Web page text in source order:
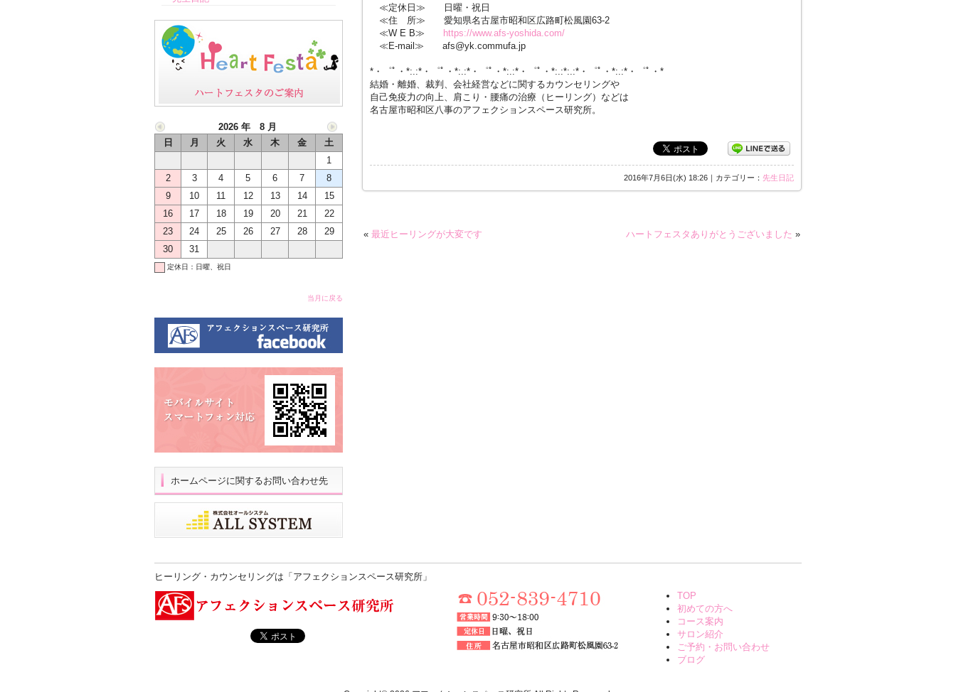
≪定休日≫ 日曜・祝日
≪住 所≫ 愛知県名古屋市昭和区広路町松風園63-2
≪W E B≫
https://www.afs-yoshida.com/
≪E-mail≫ afs@yk.commufa.jp
*・゜ﾟ・*:.:*・゜ﾟ・*:.:*・゜ﾟ・*:.:*・゜ﾟ・*:.:*:.:*・゜ﾟ・*:.:*・゜ﾟ・*
結婚・離婚、裁判、会社経営などに関するカウンセリングや
自己免疫力の向上、肩こり・腰痛の治療（ヒーリング）などは
名古屋市昭和区八事のアフェクションスペース研究所。
2016年7月6日(水) 18:26｜カテゴリー： 先生日記
« 最近ヒーリングが大変です ハートフェスタありがとうございました »
2026 年 8 月
日
月 火 水 木 金
土
1
2
3 4 5 6 7
8
9
10 11 12 13 14
15
16
17 18 19 20 21
22
23
24 25 26 27 28
29
30
31
定休日：日曜、祝日
当月に戻る
ホームページに関するお問い合わせ先
ヒーリング・カウンセリングは「アフェクションスペース研究所」
TOP
初めての方へ
コース案内
サロン紹介
ご予約・お問い合わせ
ブログ